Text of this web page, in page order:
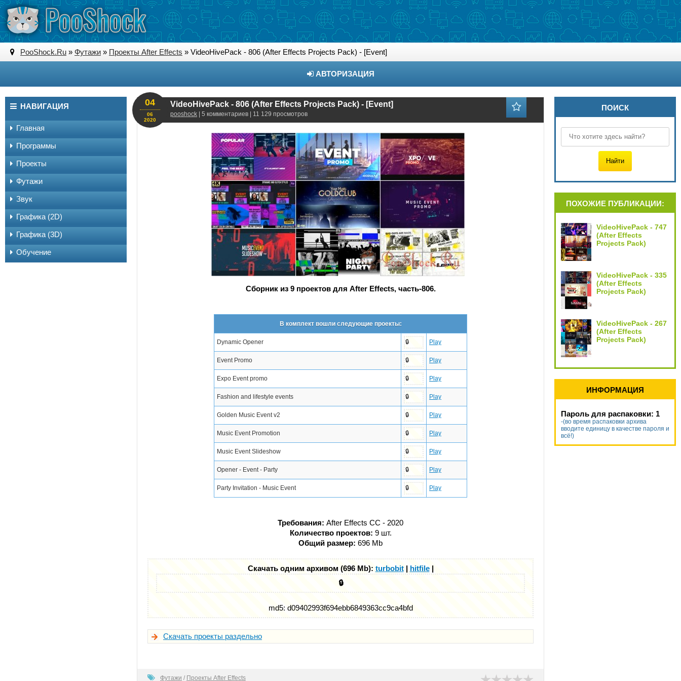
PooShock.Ru » Футажи » Проекты After Effects » VideoHivePack - 806 (After Effects Projects Pack) - [Event]
АВТОРИЗАЦИЯ
VideoHivePack - 806 (After Effects Projects Pack) - [Event]
pooshock | 5 комментариев | 11 129 просмотров
04
06
2020
Сборник из 9 проектов для After Effects, часть-806.
В комплект вошли следующие проекты:
Dynamic Opener 🔒 Play
Event Promo 🔒 Play
Expo Event promo 🔒 Play
Fashion and lifestyle events 🔒 Play
Golden Music Event v2 🔒 Play
Music Event Promotion 🔒 Play
Music Event Slideshow 🔒 Play
Opener - Event - Party 🔒 Play
Party Invitation - Music Event 🔒 Play
Требования: After Effects CC - 2020
Количество проектов: 9 шт.
Общий размер: 696 Mb
Скачать одним архивом (696 Mb): turbobit| hitfile|
🔒
md5: d09402993f694ebb6849363cc9ca4bfd
Скачать проекты раздельно
Футажи / Проекты After Effects
НАВИГАЦИЯ
Главная
Программы
Проекты
Футажи
Звук
Графика (2D)
Графика (3D)
Обучение
ПОИСК
ПОХОЖИЕ ПУБЛИКАЦИИ:
VideoHivePack - 747
(After Effects
Projects Pack)
VideoHivePack - 335
(After Effects
Projects Pack)
VideoHivePack - 267
(After Effects
Projects Pack)
ИНФОРМАЦИЯ
Пароль для распаковки: 1
-(во время распаковки архива
вводите единицу в качестве пароля и
всё!)